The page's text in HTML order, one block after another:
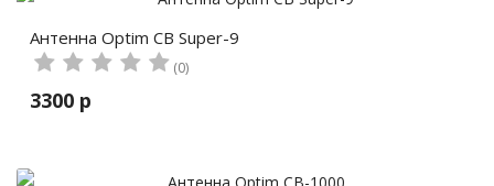
Антенна Optim CB Super-9
(0)
3300 р